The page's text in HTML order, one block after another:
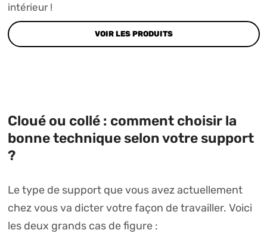
intérieur !
VOIR LES PRODUITS
Cloué ou collé : comment choisir la
bonne technique selon votre support
?
Le type de support que vous avez actuellement
chez vous va dicter votre façon de travailler. Voici
les deux grands cas de figure :